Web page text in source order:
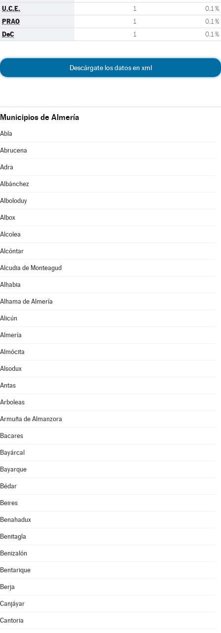
U.C.E. 1 0,1 %
PRAO 1 0,1 %
DeC 1 0,1 %
Descárgate los datos en xml
Municipios de Almería
Abla
Abrucena
Adra
Albánchez
Alboloduy
Albox
Alcolea
Alcóntar
Alcudia de Monteagud
Alhabia
Alhama de Almería
Alicún
Almería
Almócita
Alsodux
Antas
Arboleas
Armuña de Almanzora
Bacares
Bayárcal
Bayarque
Bédar
Beires
Benahadux
Benitagla
Benizalón
Bentarique
Berja
Canjáyar
Cantoria